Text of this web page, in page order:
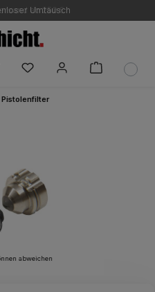
ab 250 €
Umtausch
Pistolenfilter
abweichen